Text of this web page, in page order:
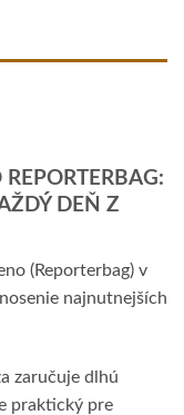
DEŇ Z
(Reporterbag) v
najnutnejších
zaručuje dlhú
praktický pre